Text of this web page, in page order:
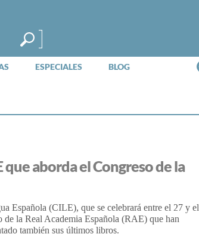
ESPECIALES BLOG
aborda el Congreso de la
Española (CILE), que se celebrará entre el 27 y el
de la Real Academia Española (RAE) que han
también sus últimos libros.